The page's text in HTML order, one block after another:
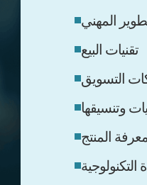
المهني
تقنيات البيع
التسويق
وتنسيقها
معرفة المنتج
التكنولوجية